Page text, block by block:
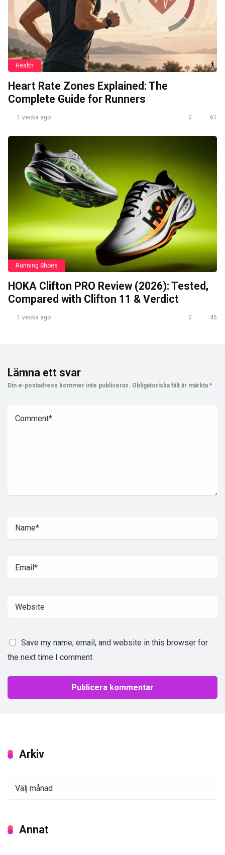
Health
Heart Rate Zones Explained: The
Complete Guide for Runners
1 vecka ago 0 61
Running Shoes
HOKA Clifton PRO Review (2026): Tested,
Compared with Clifton 11 & Verdict
1 vecka ago 0 45
Lämna ett svar
Din e-postadress kommer inte publiceras. Obligatoriska fält är märkta *
Save my name, email, and website in this browser for
the next time I comment.
Arkiv
Annat